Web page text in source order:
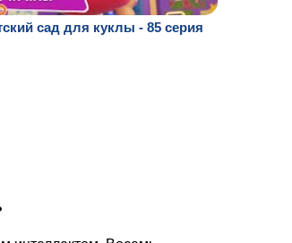
сад для куклы - 85 серия